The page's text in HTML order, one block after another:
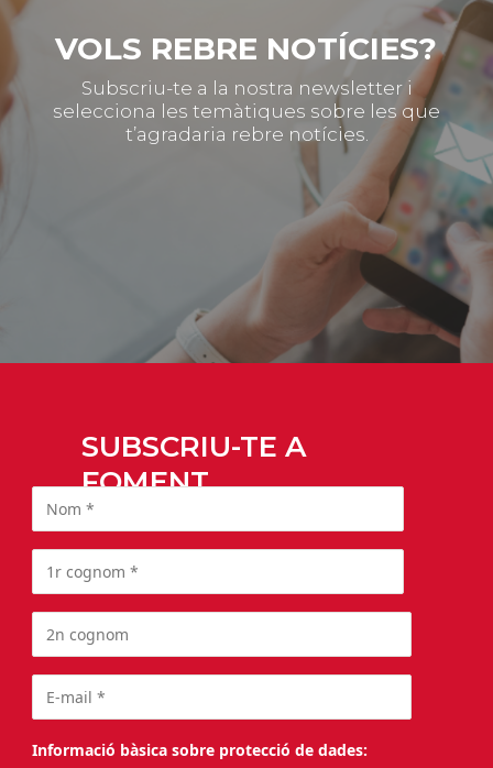
VOLS REBRE NOTÍCIES?
Subscriu-te a la nostra newsletter i
selecciona les temàtiques sobre les que
t’agradaria rebre notícies.
SUBSCRIU-TE A
FOMENT
Informació bàsica sobre protecció de dades: